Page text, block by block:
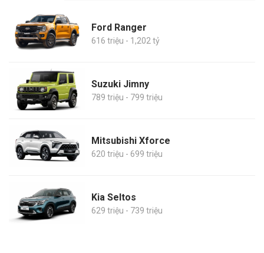
Ford Ranger
616 triệu - 1,202 tỷ
Suzuki Jimny
789 triệu - 799 triệu
Mitsubishi Xforce
620 triệu - 699 triệu
Kia Seltos
629 triệu - 739 triệu